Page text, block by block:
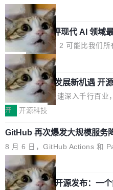
600PG5 AI TOP具备强悍输出功
机身尺寸大幅精简。整机长度仅
功率段机身尺寸十分紧凑的
巧机身有效提升市面主流标准A...
25年的8463亿美元扩张至2026
元。数字的背后是一个清晰的事
业化营销服务的需求从未如此迫
的同时,服务商的竞争逻辑正在改
Agency年度合辑的观察指出,“产
者最近的载体,在整个品牌营销层
高了。全域营销服务商的竞争正
度,案例厚度、全域覆盖、多线
且他们认为 ICLR/ICML/
度宣传和欺诈。」 OpenAI 研究
n 这条推文引发了广泛讨论。他
话，他是说出了一个圈内人尽皆
破的事实。 Jordan 随后补充了
「我不认为这些会议上大部分论
或造假。问题是，作为读者，如
看起来最令人兴奋的论文，那它
度宣传的。」 这才是真正的痛点
都有问题，是最吸引眼球的那批
他引用的帖子来自 Mathew
026 的读者：「看了篇 ...
局
xAI 前工程师评现代 AI 领域
3 开源项目
Flash Attention 2 可能比我们所
这句话不是来自某个技术博客，
Pham 的一条推文。Hieu Pham
的早期工程师之一，在 Grok 训
工作过。近日他在 X 上发了一条
认为现代 AI 领域最重要的三个开
理由很具体。FA 系列不需要解释
认为最重要的一个——复杂度恰
驱动你去学 CuTe，但还没被那
er++ 优化所淹没，足够容易修改
键的是 FA2 的持久性...
局
共商智能硬件发展新机遇 开
硬件开发者日杭州站即将举行
随着万物智联加速深入千行百业
单点设备迈向智能化、网联化、
鸿蒙通过统一技术底座和分布式
型智能设备的开发、连接与互联
也为产业链企业探索产品创新与
的空间。 8月14日，开源鸿蒙智
（OHDD：OpenHarmony
开 开源科技
GitHub 再次爆发大规模服务
8 月 6 日，GitHub Actions 和
模服务降级，Actions 完全不可
webhook 停发，连自托管
障无法工作。Pages、Copilot
局
Prime Agent 开源发布：一